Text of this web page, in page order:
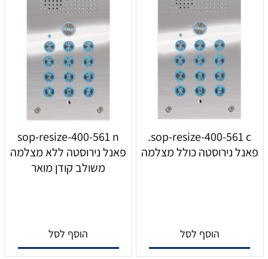
sop-resize-400-561 c.
פאנל נירוסטה כולל מצלמה
הוסף לסל
sop-resize-400-561 n
פאנל נירוסטה ללא מצלמה
משולב קודן מואר
הוסף לסל